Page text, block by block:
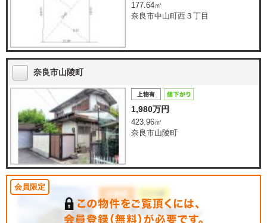
177.64㎡
奈良市中山町西３丁目
奈良市山陵町
1,980万円
423.96㎡
奈良市山陵町